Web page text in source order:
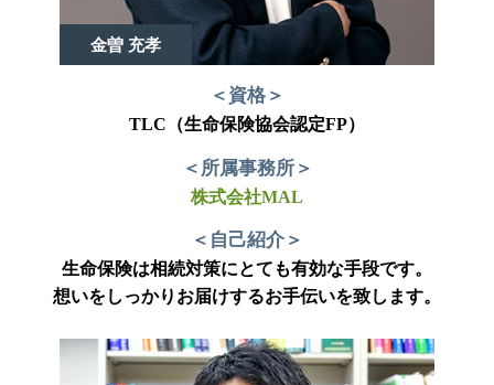
金曽 充孝
＜資格＞
TLC（生命保険協会認定FP）
＜所属事務所＞
株式会社MAL
＜自己紹介＞
生命保険は相続対策にとても有効な手段です。
想いをしっかりお届けするお手伝いを致します。